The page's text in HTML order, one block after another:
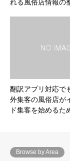
れる風俗店情報の
翻訳アプリ対応で
外集客の風俗店が
ド集客を始めるた
Browse by Area